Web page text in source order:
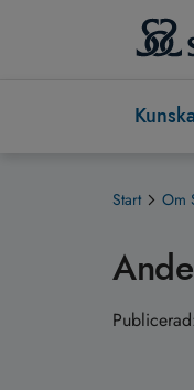
Start Om
Publicerad: